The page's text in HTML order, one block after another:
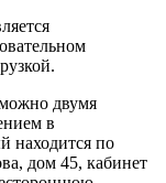
двумя
в
находится по
дом 45, кабинет